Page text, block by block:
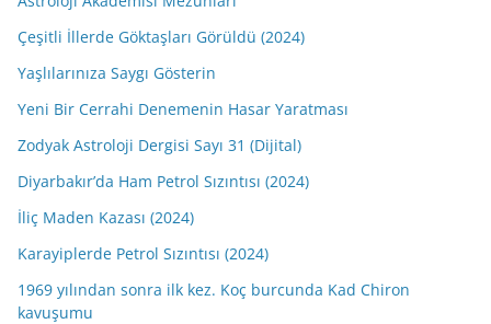
Çeşitli İllerde Göktaşları Görüldü (2024)
Yaşlılarınıza Saygı Gösterin
Yeni Bir Cerrahi Denemenin Hasar Yaratması
Zodyak Astroloji Dergisi Sayı 31 (Dijital)
Diyarbakır’da Ham Petrol Sızıntısı (2024)
İliç Maden Kazası (2024)
Karayiplerde Petrol Sızıntısı (2024)
1969 yılından sonra ilk kez. Koç burcunda Kad Chiron
kavuşumu